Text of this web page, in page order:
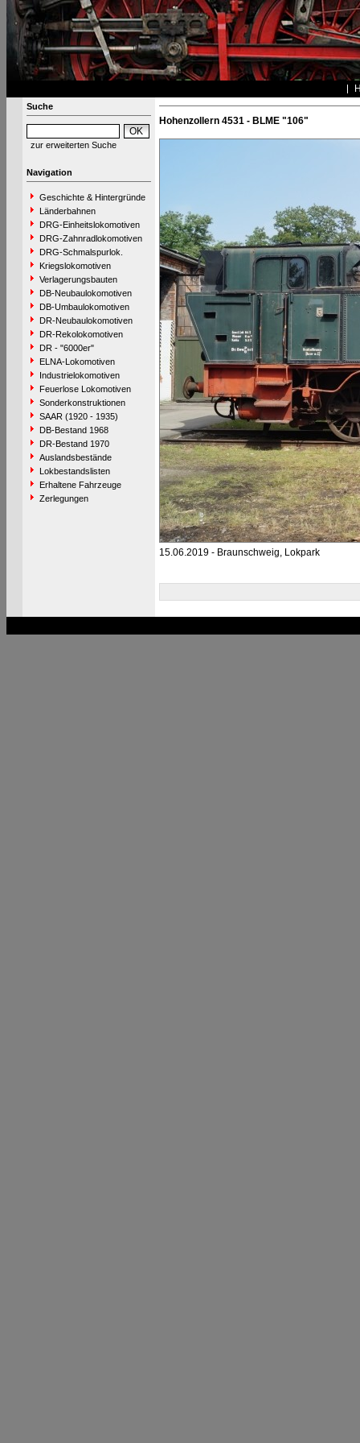
Suche
zur erweiterten Suche
Navigation
Geschichte & Hintergründe
Länderbahnen
DRG-Einheitslokomotiven
DRG-Zahnradlokomotiven
DRG-Schmalspurlok.
Kriegslokomotiven
Verlagerungsbauten
DB-Neubaulokomotiven
DB-Umbaulokomotiven
DR-Neubaulokomotiven
DR-Rekolokomotiven
DR - "6000er"
ELNA-Lokomotiven
Industrielokomotiven
Feuerlose Lokomotiven
Sonderkonstruktionen
SAAR (1920 - 1935)
DB-Bestand 1968
DR-Bestand 1970
Auslandsbestände
Lokbestandslisten
Erhaltene Fahrzeuge
Zerlegungen
Hohenzollern 4531 - BLME "106"
15.06.2019 - Braunschweig, Lokpark